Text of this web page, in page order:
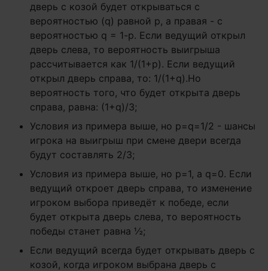
дверь с козой будет открываться с
вероятностью (q) равной p, а правая - с
вероятностью q = 1-p. Если ведущий открыл
дверь слева, то вероятность выигрыша
рассчитывается как 1/(1+p). Если ведущий
открыл дверь справа, то: 1/(1+q).Но
вероятность того, что будет открыта дверь
справа, равна: (1+q)/3;
Условия из примера выше, но p=q=1/2 - шансы
игрока на выигрыш при смене двери всегда
будут составлять 2/3;
Условия из примера выше, но p=1, а q=0. Если
ведущий откроет дверь справа, то изменение
игроком выбора приведёт к победе, если
будет открыта дверь слева, то вероятность
победы станет равна ½;
Если ведущий всегда будет открывать дверь с
козой, когда игроком выбрана дверь с